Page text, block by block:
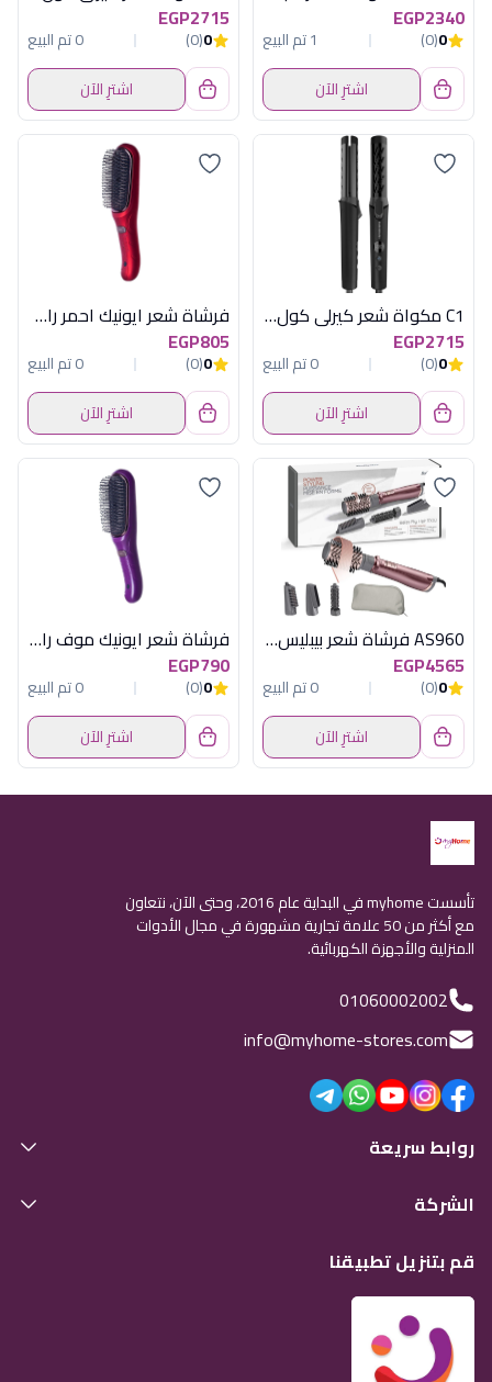
EGP2340
0
(0)
1 تم البيع
اشترِ الآن
EGP2715
0
(0)
0 تم البيع
اشترِ الآن
C1 مكواة شعر كيرلى كول اسود راش براش
EGP2715
0
(0)
0 تم البيع
اشترِ الآن
فرشاة شعر ايونيك احمر راش براش
EGP805
0
(0)
0 تم البيع
اشترِ الآن
AS960 فرشاة شعر بيبليس هوائية 1000 وات
EGP4565
0
(0)
0 تم البيع
اشترِ الآن
فرشاة شعر ايونيك موف راش براش
EGP790
0
(0)
0 تم البيع
اشترِ الآن
تأسست myhome في البداية عام 2016، وحتى الآن، نتعاون
مع أكثر من 50 علامة تجارية مشهورة في مجال الأدوات
المنزلية والأجهزة الكهربائية.
01060002002
info@myhome-stores.com
روابط سريعة
الشركة
قم بتنزيل تطبيقنا